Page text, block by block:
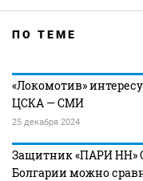
ПО ТЕМЕ
«Локомотив»
ЦСКА — СМИ
25 декабря 2024
Защитник «ПАРИ НН»
Болгарии можно